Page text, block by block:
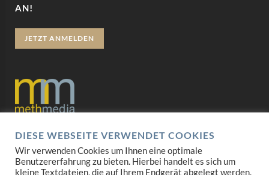
AN!
JETZT ANMELDEN
Datenschutz
Impressum
DIESE WEBSEITE VERWENDET COOKIES
Wir verwenden Cookies um Ihnen eine optimale
Benutzererfahrung zu bieten. Hierbei handelt es sich um
kleine Textdateien, die auf Ihrem Endgerät abgelegt werden.